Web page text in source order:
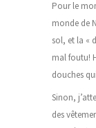
Pour le
monde de
sol, et la «
mal foutu!
douches
Sinon,
des